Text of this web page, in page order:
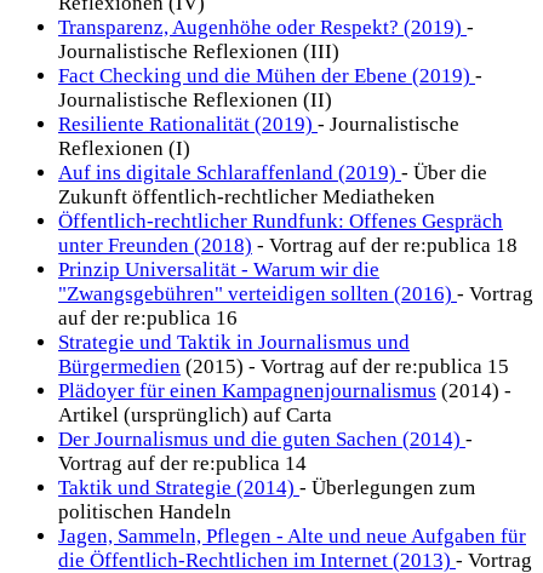
Transparenz, Augenhöhe oder Respekt? (2019) -
Journalistische Reflexionen (III)
Fact Checking und die Mühen der Ebene (2019) -
Journalistische Reflexionen (II)
Resiliente Rationalität (2019) - Journalistische
Reflexionen (I)
Auf ins digitale Schlaraffenland (2019) - Über die
Zukunft öffentlich-rechtlicher Mediatheken
Öffentlich-rechtlicher Rundfunk: Offenes Gespräch
unter Freunden (2018) - Vortrag auf der re:publica 18
Prinzip Universalität - Warum wir die
"Zwangsgebühren" verteidigen sollten (2016) - Vortrag
auf der re:publica 16
Strategie und Taktik in Journalismus und
Bürgermedien (2015) - Vortrag auf der re:publica 15
Plädoyer für einen Kampagnenjournalismus (2014) -
Artikel (ursprünglich) auf Carta
Der Journalismus und die guten Sachen (2014) -
Vortrag auf der re:publica 14
Taktik und Strategie (2014) - Überlegungen zum
politischen Handeln
Jagen, Sammeln, Pflegen - Alte und neue Aufgaben für
die Öffentlich-Rechtlichen im Internet (2013) - Vortrag